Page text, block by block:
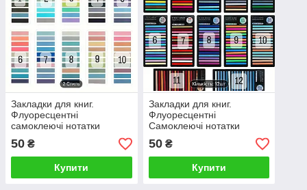
Закладки для книг.
Флуоресцентні
самоклеючі нотатки
50 ₴
Купити
Закладки для книг.
Флуоресцентні
Самоклеючі нотатки
50₴
Купити